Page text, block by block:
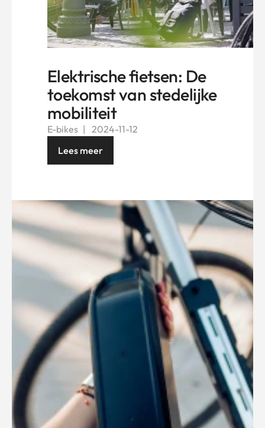
Elektrische fietsen: De
toekomst van stedelijke
mobiliteit
E-bikes
2024-11-12
Lees meer